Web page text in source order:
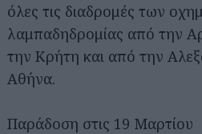
όλες τις διαδρομές των
λαμπαδηδρομίας από την
την Κρήτη και από την
Αθήνα.
Παράδοση στις 19 Μαρτίου